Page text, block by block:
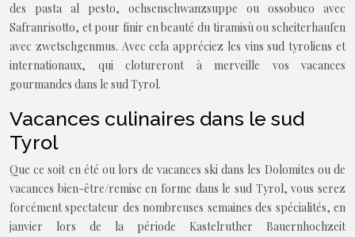
des pasta al pesto, ochsenschwanzsuppe ou ossobuco avec
Safranrisotto, et pour finir en beauté du tiramisù ou scheiterhaufen
avec zwetschgenmus. Avec cela appréciez les vins sud tyroliens et
internationaux, qui clotureront à merveille vos vacances
gourmandes dans le sud Tyrol.
Vacances culinaires dans le sud
Tyrol
Que ce soit en été ou lors de vacances ski dans les Dolomites ou de
vacances bien-être/remise en forme dans le sud Tyrol, vous serez
forcément spectateur des nombreuses semaines des spécialités, en
janvier lors de la période Kastelruther Bauernhochzeit